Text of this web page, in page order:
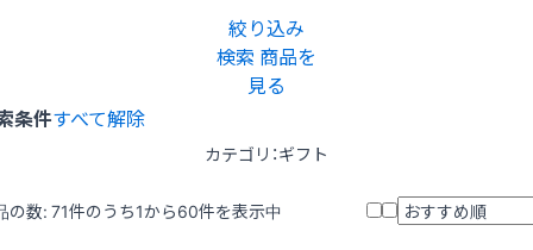
絞り込み
検索 商品を
見る
条件すべて解除
カテゴリ：ギフト
の数: 71件のうち1から60件を表示中